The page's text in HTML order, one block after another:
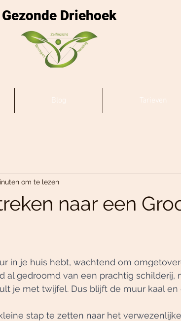
Gezonde Driehoek
Blog Tarieven
naar een
om te lezen
in je huis hebt, wachtend om
al gedroomd van een prachtig schilderij,
je met twijfel. Dus blijft de muur kaal en
stap te zetten naar het